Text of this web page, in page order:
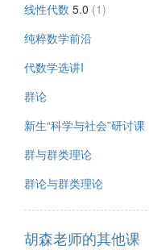
线性代数 5.0 (1)
纯粹数学前沿
代数学选讲I
群论
新生“科学与社会”研讨课
群与群类理论
群论与群类理论
胡森老师的其他课